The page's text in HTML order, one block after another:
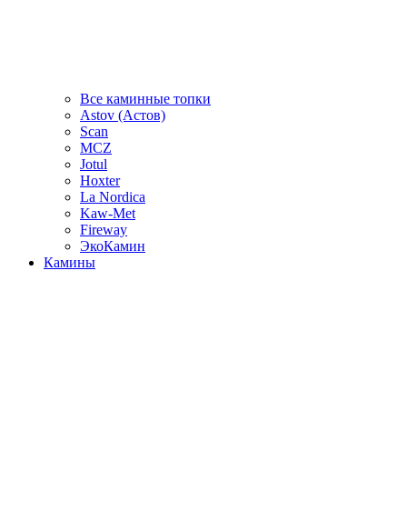
Все каминные топки
Astov (Астов)
Scan
MCZ
Jotul
Hoxter
La Nordica
Kaw-Met
Fireway
ЭкоКамин
Камины